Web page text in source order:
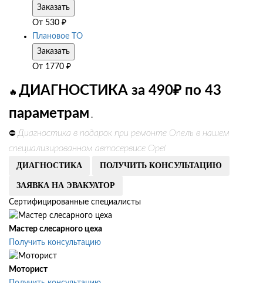
Заказать
От 530 ₽
Плановое ТО
Заказать
От 1770 ₽
🔥 ДИАГНОСТИКА за 490₽ по 43
параметрам .
⛔ Диагностика в подарок при ремонте Опель в нашем
специализированном автосервисе Opel
ДИАГНОСТИКА ПОЛУЧИТЬ КОНСУЛЬТАЦИЮ
ЗАЯВКА НА ЭВАКУАТОР
Сертифицированные специалисты
Мастер слесарного цеха
Получить консультацию
Моторист